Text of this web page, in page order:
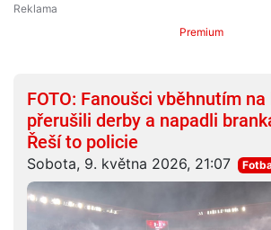
Premium
FOTO: Fanoušci vběhnutím
přerušili derby a napadli
Řeší to policie
Sobota, 9. května 2026, 21:07